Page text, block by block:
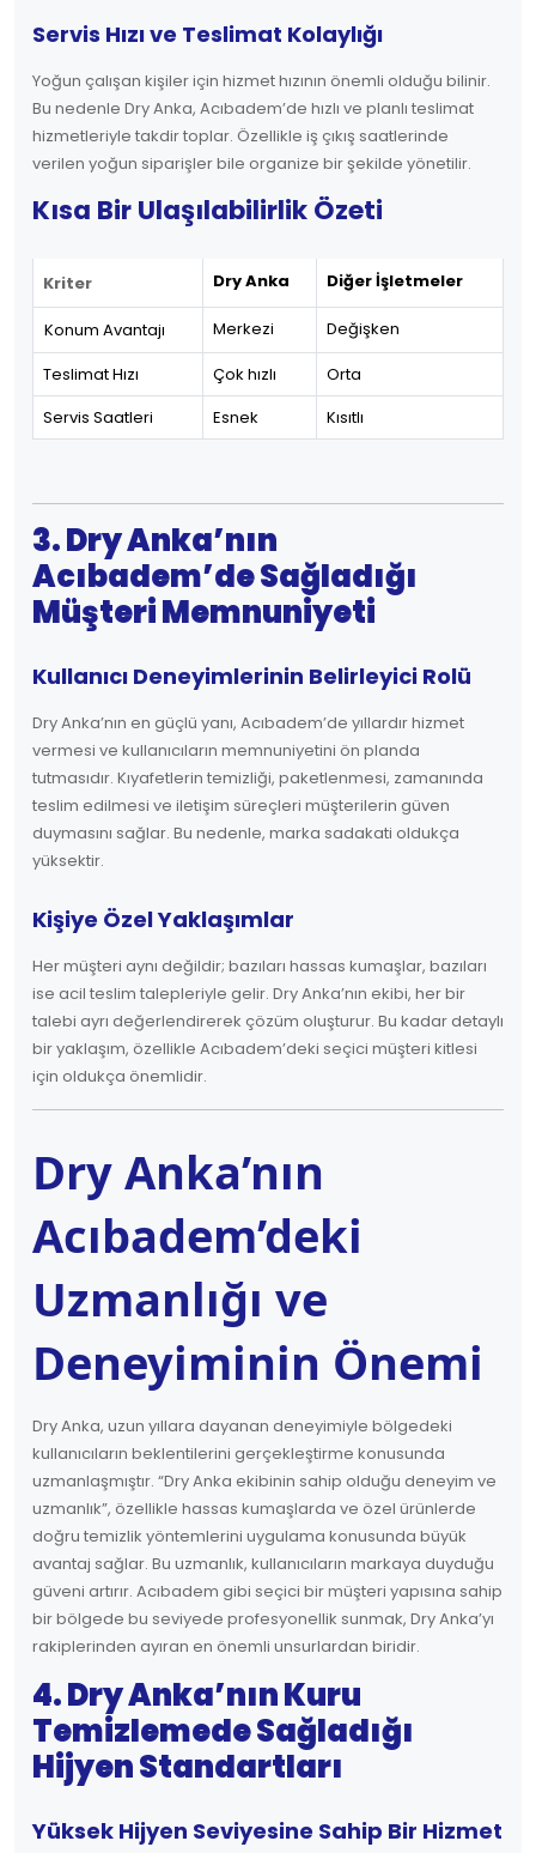
Servis Hızı ve Teslimat Kolaylığı
Yoğun çalışan kişiler için hizmet hızının önemli olduğu bilinir.
Bu nedenle Dry Anka, Acıbadem’de hızlı ve planlı teslimat
hizmetleriyle takdir toplar. Özellikle iş çıkış saatlerinde
verilen yoğun siparişler bile organize bir şekilde yönetilir.
Kısa Bir Ulaşılabilirlik Özeti
Kriter Dry Anka Diğer İşletmeler
Konum Avantajı Merkezi
Değişken
Teslimat Hızı
Çok hızlı
Orta
Servis Saatleri
Esnek Kısıtlı
3. Dry Anka’nın
Acıbadem’de Sağladığı
Müşteri Memnuniyeti
Kullanıcı Deneyimlerinin Belirleyici Rolü
Dry Anka’nın en güçlü yanı, Acıbadem’de yıllardır hizmet
vermesi ve kullanıcıların memnuniyetini ön planda
tutmasıdır. Kıyafetlerin temizliği, paketlenmesi, zamanında
teslim edilmesi ve iletişim süreçleri müşterilerin güven
duymasını sağlar. Bu nedenle, marka sadakati oldukça
yüksektir.
Kişiye Özel Yaklaşımlar
Her müşteri aynı değildir; bazıları hassas kumaşlar, bazıları
ise acil teslim talepleriyle gelir. Dry Anka’nın ekibi, her bir
talebi ayrı değerlendirerek çözüm oluşturur. Bu kadar detaylı
bir yaklaşım, özellikle Acıbadem’deki seçici müşteri kitlesi
için oldukça önemlidir.
Dry Anka’nın
Acıbadem’deki
Uzmanlığı ve
Deneyiminin Önemi
Dry Anka, uzun yıllara dayanan deneyimiyle bölgedeki
kullanıcıların beklentilerini gerçekleştirme konusunda
uzmanlaşmıştır. “Dry Anka ekibinin sahip olduğu deneyim ve
uzmanlık”, özellikle hassas kumaşlarda ve özel ürünlerde
doğru temizlik yöntemlerini uygulama konusunda büyük
avantaj sağlar. Bu uzmanlık, kullanıcıların markaya duyduğu
güveni artırır. Acıbadem gibi seçici bir müşteri yapısına sahip
bir bölgede bu seviyede profesyonellik sunmak, Dry Anka’yı
rakiplerinden ayıran en önemli unsurlardan biridir.
4. Dry Anka’nın Kuru
Temizlemede Sağladığı
Hijyen Standartları
Yüksek Hijyen Seviyesine Sahip Bir Hizmet